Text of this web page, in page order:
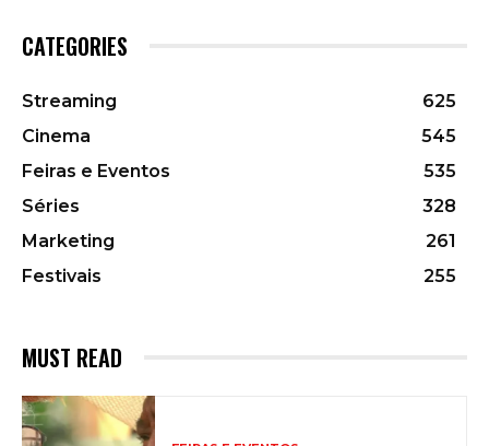
CATEGORIES
Streaming
625
Cinema
545
Feiras e Eventos
535
Séries
328
Marketing
261
Festivais
255
MUST READ